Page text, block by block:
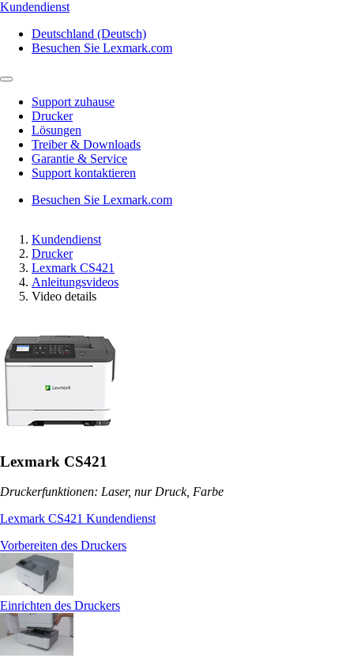
Kundendienst
Deutschland (Deutsch)
Besuchen Sie Lexmark.com
Support zuhause
Drucker
Lösungen
Treiber & Downloads
Garantie & Service
Support kontaktieren
Besuchen Sie Lexmark.com
Kundendienst
Drucker
Lexmark CS421
Anleitungsvideos
Video details
Lexmark CS421
Druckerfunktionen: Laser, nur Druck, Farbe
Lexmark CS421 Kundendienst
Vorbereiten des Druckers
Einrichten des Druckers